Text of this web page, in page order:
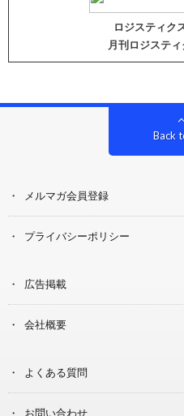
ロジスティク
月刊ロジステ
Back
メルマガ会員登録
プライバシーポリシー
広告掲載
会社概要
よくある質問
お問い合わせ